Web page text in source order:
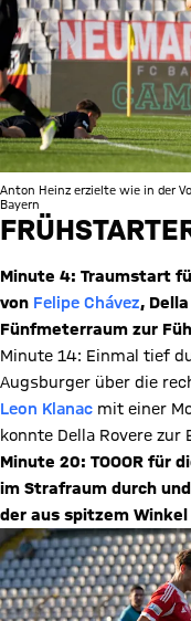
Anton Heinz erzielte wie in der
Bayern
Minute 4: Traumstart
von Felipe Chávez,
Fünfmeterraum zur
Minute 14: Einmal tief
Augsburger über die
Leon Klanac mit einer
konnte Della Rovere zur
Minute 20: TOOOR für
im Strafraum durch
der aus spitzem